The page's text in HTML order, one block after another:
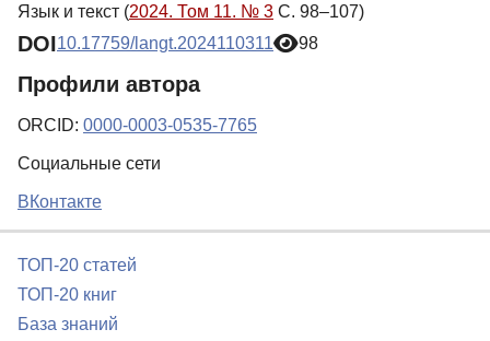
Язык и текст (2024. Том 11. № 3 С. 98–107)
DOI10.17759/langt.2024110311 98
Профили автора
ORCID: 0000-0003-0535-7765
Социальные сети
ВКонтакте
ТОП-20 статей
ТОП-20 книг
База знаний